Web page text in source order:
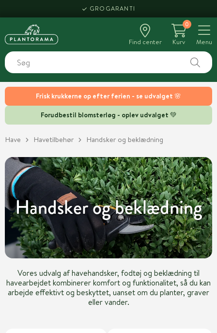
Frisk krukkerne op efter ferien - se udvalget 🌸
Forudbestil blomsterløg - oplev udvalget 💚
GROGARANTI
Find center
0
Kurv
Menu
Have Havetilbehør Handsker og beklædning
Handsker og beklædning
Vores udvalg af havehandsker, fodtøj og beklædning til
havearbejdet kombinerer komfort og funktionalitet, så du kan
arbejde effektivt og beskyttet, uanset om du planter, graver
eller vander.